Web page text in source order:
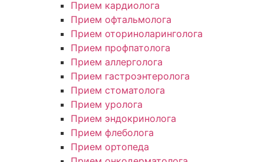
Прием кардиолога
Прием офтальмолога
Прием оториноларинголога
Прием профпатолога
Прием аллерголога
Прием гастроэнтеролога
Прием стоматолога
Прием уролога
Прием эндокринолога
Прием флеболога
Прием ортопеда